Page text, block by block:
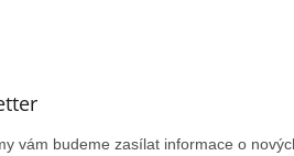
vám budeme zasílat informace o